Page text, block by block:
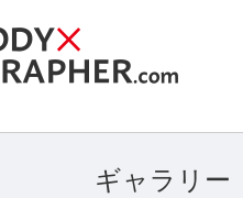
ギャラリー